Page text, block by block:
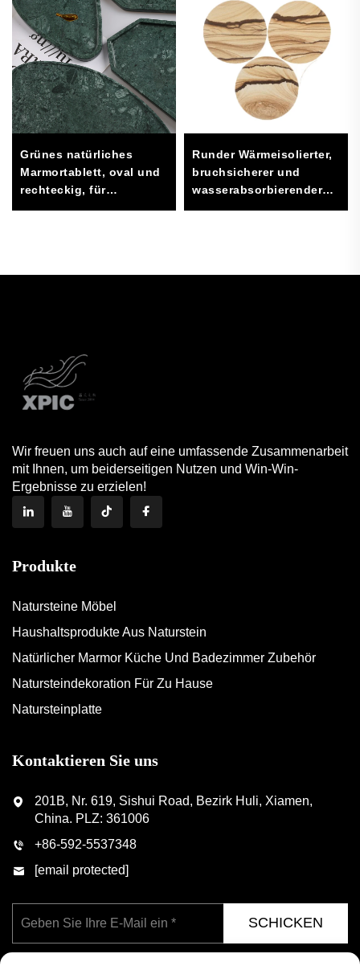
Grünes natürliches
Marmortablett, oval und
rechteckig, für
Runder Wärmeisolierter,
bruchsicherer und
wasserabsorbierender
Wir freuen uns auch auf eine umfassende Zusammenarbeit
mit Ihnen, um beiderseitigen Nutzen und Win-Win-
Ergebnisse zu erzielen!
Produkte
Natursteine Möbel
Haushaltsprodukte Aus Naturstein
Natürlicher Marmor Küche Und Badezimmer Zubehör
Natursteindekoration Für Zu Hause
Natursteinplatte
Kontaktieren Sie uns
201B, Nr. 619, Sishui Road, Bezirk Huli, Xiamen,
China. PLZ: 361006
+86-592-5537348
[email protected]
SCHICKEN